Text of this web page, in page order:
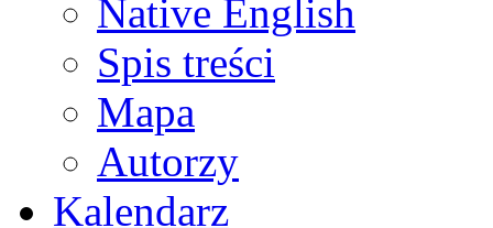
Native English
Spis treści
Mapa
Autorzy
Kalendarz